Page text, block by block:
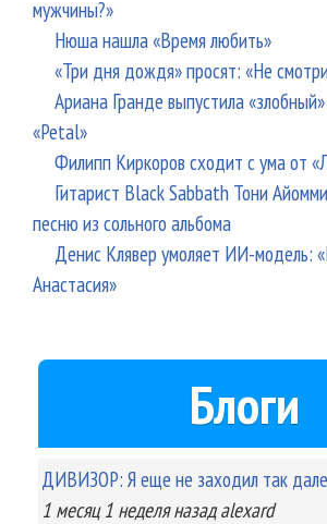
мужчины?»
Нюша нашла «Время любить»
«Три дня дождя» просят: «Не
Ариана Гранде выпустила
«Petal»
Филипп Киркоров сходит с ума от
Гитарист Black Sabbath Тони
песню из сольного альбома
Денис Клявер умоляет ИИ-модель:
Анастасия»
Блоги
ДИВИЗОР: Я еще не заходил так
1 месяц 1 неделяназад alexard